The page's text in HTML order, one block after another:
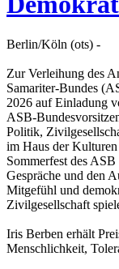
Berlin/Köln (ots) -
Zur Verleihung des
Samariter-Bundes
2026 auf Einladung
ASB-
Politik,
im Haus der
Sommerfest des
Gespräche und den
Mitgefühl und
Zivilgesellschaft
Iris Berben erhält
Menschlichkeit,